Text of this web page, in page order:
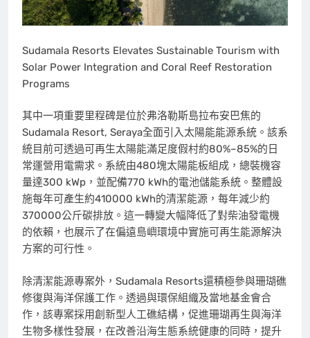
Sudamala Resorts Elevates Sustainable Tourism with
Solar Power Integration and Coral Reef Restoration
Programs
其中一項重要里程碑是位於弗洛勒斯島拉布安巴焦的
Sudamala Resort, Seraya全面引入太陽能能源系統。該系
統目前可透過可再生太陽能滿足度假村約80%–85%的日
常運營用電需求。系統由480塊太陽能板組成，總裝機容
量達300 kWp，並配備770 kWh的電池儲能系統。整體設
施每年可產生約410000 kWh的清潔能源，每年減少約
370000公斤碳排放。這一轉變大幅降低了對柴油發電機
的依賴，也展示了在偏遠島嶼環境中實施可再生能源解決
方案的可行性。
除清潔能源專案外，Sudamala Resorts還積極參與珊瑚礁
修復與海洋保護工作。透過與環保組織及當地基金會合
作，該專案採用創新型人工礁結構，促進珊瑚再生與海洋
生物多樣性發展，在改善沿海生態系統健康的同時，提升